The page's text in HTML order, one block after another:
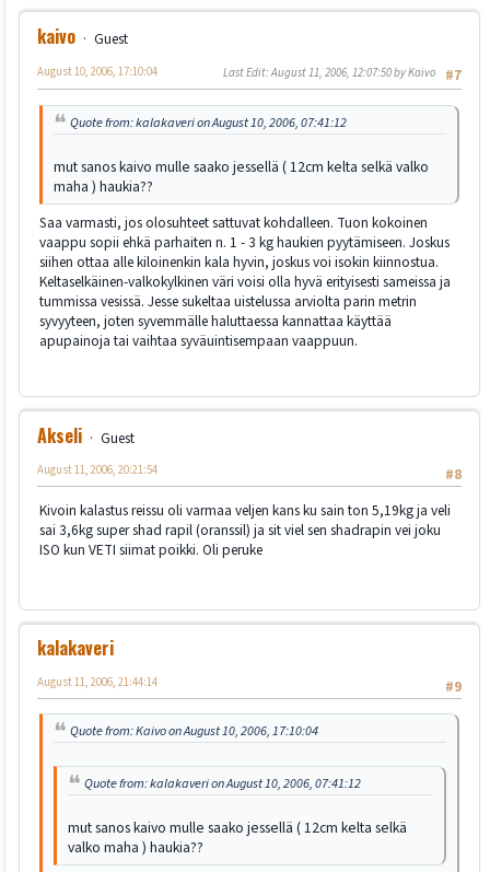
kaivo
Guest
#7
August 10, 2006, 17:10:04 Last Edit: August 11, 2006, 12:07:50 by Kaivo
Quote from: kalakaveri on August 10, 2006, 07:41:12
mut sanos kaivo mulle saako jessellä ( 12cm kelta selkä valko
maha ) haukia??
Saa varmasti, jos olosuhteet sattuvat kohdalleen. Tuon kokoinen
vaappu sopii ehkä parhaiten n. 1 - 3 kg haukien pyytämiseen. Joskus
siihen ottaa alle kiloinenkin kala hyvin, joskus voi isokin kiinnostua.
Keltaselkäinen-valkokylkinen väri voisi olla hyvä erityisesti sameissa ja
tummissa vesissä. Jesse sukeltaa uistelussa arviolta parin metrin
syvyyteen, joten syvemmälle haluttaessa kannattaa käyttää
apupainoja tai vaihtaa syväuintisempaan vaappuun.
Akseli
Guest
#8
August 11, 2006, 20:21:54
Kivoin kalastus reissu oli varmaa veljen kans ku sain ton 5,19kg ja veli
sai 3,6kg super shad rapil (oranssil) ja sit viel sen shadrapin vei joku
ISO kun VETI siimat poikki. Oli peruke
kalakaveri
#9
August 11, 2006, 21:44:14
Quote from: Kaivo on August 10, 2006, 17:10:04
Quote from: kalakaveri on August 10, 2006, 07:41:12
mut sanos kaivo mulle saako jessellä ( 12cm kelta selkä
valko maha ) haukia??